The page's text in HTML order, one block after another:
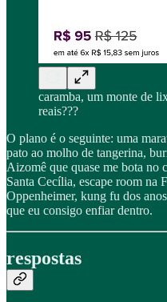
caramba, um monte de
reais???
O plano é o seguinte: uma
pato ao molho de tangerina,
Aizomê que quase me bota no
Santa Cecília, escape room na
Oppenheimer, kung fu dos
que eu consigo enfiar dentro.
respostas